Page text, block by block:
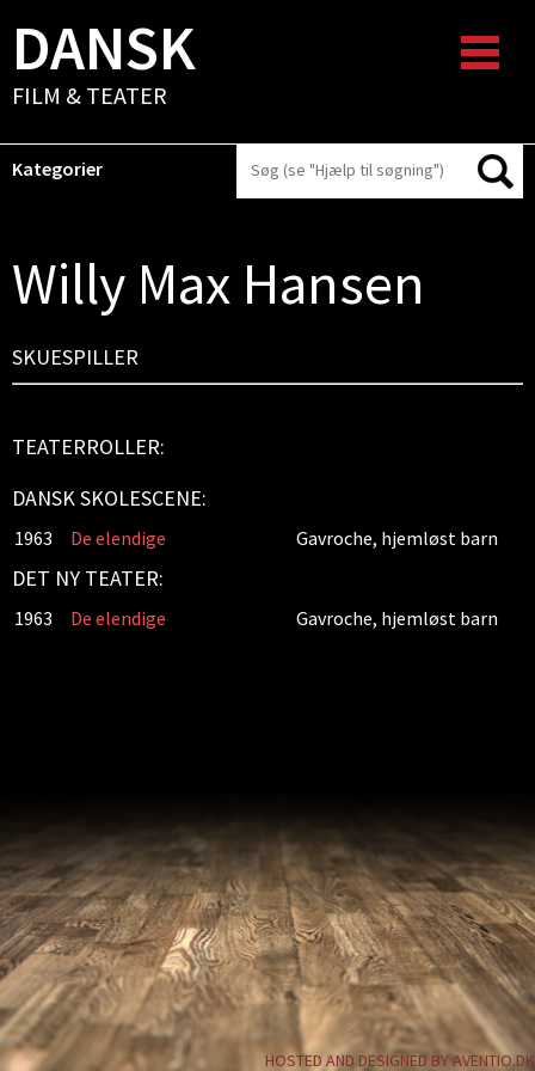
DANSK
FILM & TEATER
Kategorier
Willy Max Hansen
SKUESPILLER
TEATERROLLER:
DANSK SKOLESCENE:
1963 De elendige Gavroche, hjemløst barn
DET NY TEATER:
1963 De elendige Gavroche, hjemløst barn
HOSTED AND DESIGNED BY AVENTIO.DK